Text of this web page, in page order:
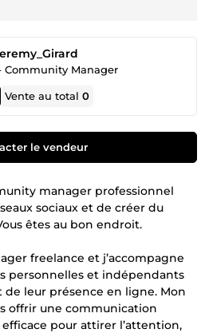
Community Manager
Vente au total0
le vendeur
manager professionnel
sociaux et de créer du
êtes au bon endroit.
freelance et j’accompagne
personnelles et indépendants
leur présence en ligne. Mon
offrir une communication
pour attirer l’attention,